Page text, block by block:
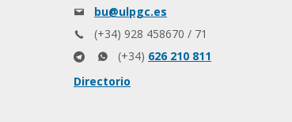
bu@ulpgc.es
(+34) 928 458670 / 71
(+34) 626 210 811
Directorio